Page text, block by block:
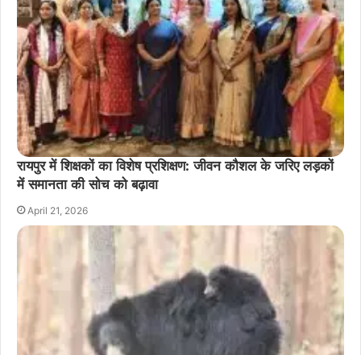
रायपुर में शिक्षकों का विशेष प्रशिक्षण: जीवन कौशल के जरिए लड़कों
में समानता की सोच को बढ़ावा
April 21, 2026